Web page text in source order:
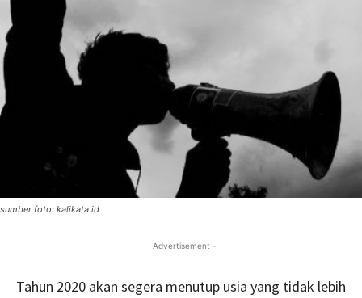
sumber foto: kalikata.id
- Advertisement -
Tahun 2020 akan segera menutup usia yang tidak lebih